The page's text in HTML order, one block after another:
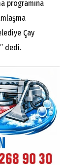
programına
Çay
dedi.